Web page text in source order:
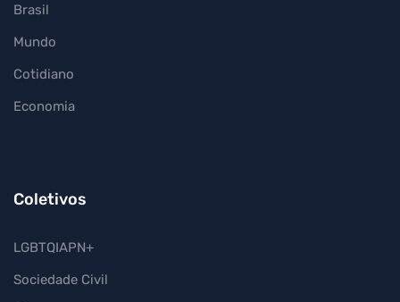
Brasil
Mundo
Cotidiano
Economia
Coletivos
LGBTQIAPN+
Sociedade Civil